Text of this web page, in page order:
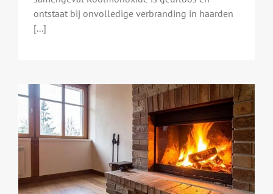
ontstaat bij onvolledige verbranding in haarden
[...]